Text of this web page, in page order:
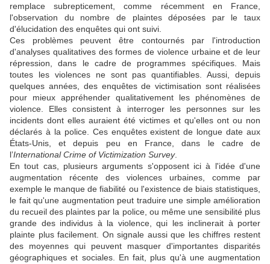
remplace subrepticement, comme récemment en France,
l'observation du nombre de plaintes déposées par le taux
d'élucidation des enquêtes qui ont suivi.
Ces problèmes peuvent être contournés par l'introduction
d'analyses qualitatives des formes de violence urbaine et de leur
répression, dans le cadre de programmes spécifiques. Mais
toutes les violences ne sont pas quantifiables. Aussi, depuis
quelques années, des enquêtes de victimisation sont réalisées
pour mieux appréhender qualitativement les phénomènes de
violence. Elles consistent à interroger les personnes sur les
incidents dont elles auraient été victimes et qu'elles ont ou non
déclarés à la police. Ces enquêtes existent de longue date aux
États-Unis, et depuis peu en France, dans le cadre de
l’International Crime of Victimization Survey.
En tout cas, plusieurs arguments s'opposent ici à l'idée d'une
augmentation récente des violences urbaines, comme par
exemple le manque de fiabilité ou l'existence de biais statistiques,
le fait qu'une augmentation peut traduire une simple amélioration
du recueil des plaintes par la police, ou même une sensibilité plus
grande des individus à la violence, qui les inclinerait à porter
plainte plus facilement. On signale aussi que les chiffres restent
des moyennes qui peuvent masquer d'importantes disparités
géographiques et sociales. En fait, plus qu'à une augmentation